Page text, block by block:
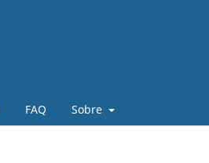
FAQ Sobre